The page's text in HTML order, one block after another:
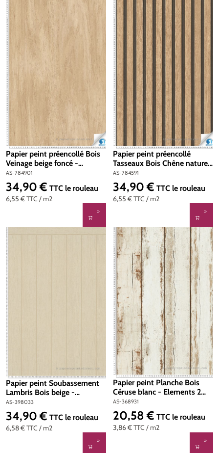
Papier peint préencollé Bois
Veinage beige foncé -
Designdrop d'A.S. Création |
Réf. AS-784901
AS-784901
6,55 €TTC / m2
Prix régulier :
34,90 € TTC le rouleau
Papier peint préencollé
Tasseaux Bois Chêne nature -
Designdrop d'A.S. Création |
Réf. AS-784591
AS-784591
6,55 €TTC / m2
Prix régulier :
34,90 € TTC le rouleau
Papier peint Soubassement
Lambris Bois beige -
Wallpanel d'A.S. Création |
Réf. AS-398033
AS-398033
6,58 €TTC / m2
Prix régulier :
34,90 € TTC le rouleau
Papier peint Planche Bois
Céruse blanc - Elements 2
d'A.S. Création | Réf. AS-
368931
AS-368931
3,86 €TTC / m2
Prix régulier :
20,58 € TTC le rouleau